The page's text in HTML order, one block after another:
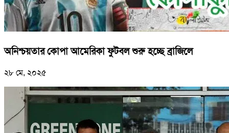
অনিশ্চয়তার কোপা আমেরিকা ফুটবল শুরু হচ্ছে ব্রাজিলে
২৮ মে, ২০২৫